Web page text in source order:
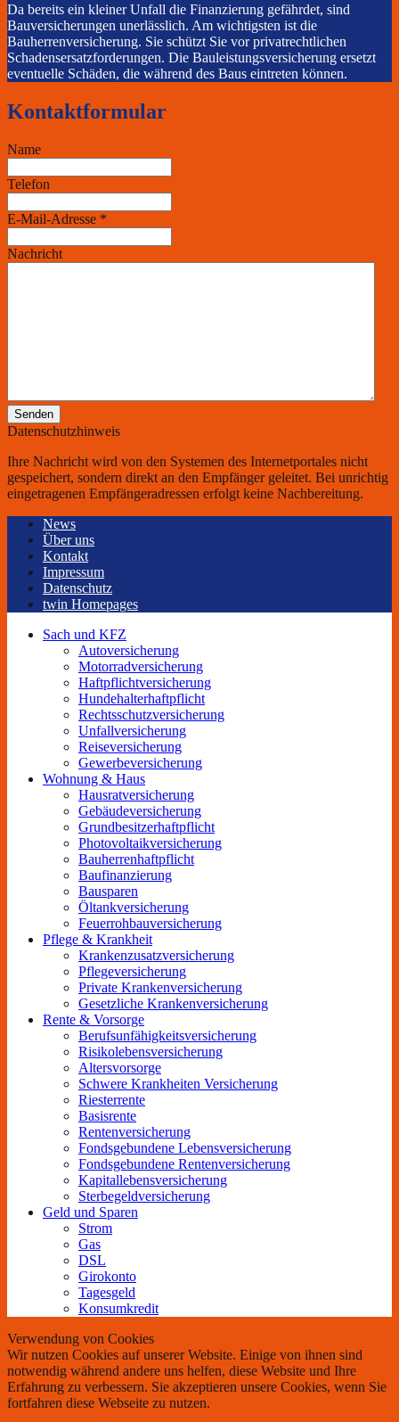
Da bereits ein kleiner Unfall die Finanzierung gefährdet, sind
Bauversicherungen unerlässlich. Am wichtigsten ist die
Bauherrenversicherung. Sie schützt Sie vor privatrechtlichen
Schadensersatzforderungen. Die Bauleistungsversicherung ersetzt
eventuelle Schäden, die während des Baus eintreten können.
Kontaktformular
Name
Telefon
E-Mail-Adresse *
Nachricht
Senden
Datenschutzhinweis
Ihre Nachricht wird von den Systemen des Internetportales nicht
gespeichert, sondern direkt an den Empfänger geleitet. Bei unrichtig
eingetragenen Empfängeradressen erfolgt keine Nachbereitung.
News
Über uns
Kontakt
Impressum
Datenschutz
twin Homepages
Sach und KFZ
Autoversicherung
Motorradversicherung
Haftpflichtversicherung
Hundehalterhaftpflicht
Rechtsschutzversicherung
Unfallversicherung
Reiseversicherung
Gewerbeversicherung
Wohnung & Haus
Hausratversicherung
Gebäudeversicherung
Grundbesitzerhaftpflicht
Photovoltaikversicherung
Bauherrenhaftpflicht
Baufinanzierung
Bausparen
Öltankversicherung
Feuerrohbauversicherung
Pflege & Krankheit
Krankenzusatzversicherung
Pflegeversicherung
Private Krankenversicherung
Gesetzliche Krankenversicherung
Rente & Vorsorge
Berufs­unfähigkeitsversicherung
Risikolebensversicherung
Altersvorsorge
Schwere Krankheiten Versicherung
Riesterrente
Basisrente
Rentenversicherung
Fondsgebundene Lebensversicherung
Fondsgebundene Rentenversicherung
Kapitallebensversicherung
Sterbegeldversicherung
Geld und Sparen
Strom
Gas
DSL
Girokonto
Tagesgeld
Konsumkredit
Verwendung von Cookies
Wir nutzen Cookies auf unserer Website. Einige von ihnen sind
notwendig während andere uns helfen, diese Website und Ihre
Erfahrung zu verbessern. Sie akzeptieren unsere Cookies, wenn Sie
fortfahren diese Webseite zu nutzen.